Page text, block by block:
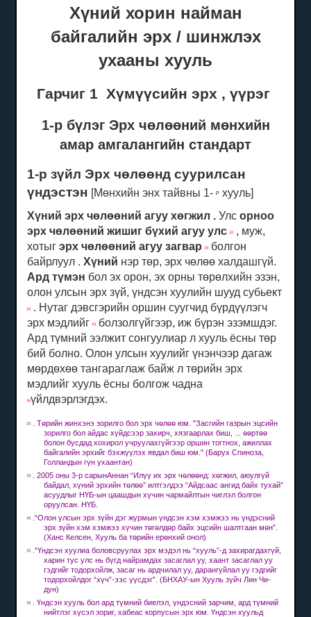
Хүний хорин найман
байгалийн эрх / шинжлэх
ухааны хууль
Гарчиг 1 Хүмүүсийн эрх , үүрэг
1-р бүлэг Эрх чөлөөний мөнхийн
амар амгалангийн стандарт
1-р зүйл Эрх чөлөөнд суурилсан
үндэстэн [Мөнхийн энх тайвны 1-р
хууль]
Хүний эрх чөлөөний агуу хөгжил .Улсорноо
эрх чөлөөний жишиг бүхий агуу улс[2]
, муж,
хотыгэрх чөлөөний агуу загвар[3]
болгон
байрлуул .Хүний нэр төр, эрх чөлөө халдашгүй.
Ард түмэн бол эх орон, эх орны төрөлхийн эзэн,
олон улсын эрх зүй, үндсэн хуулийн шууд субьект
[4] . Нутаг дэвсгэрийн оршин суугчид бүрдүүлэгч
эрх мэдлийг[5]
болзолгүйгээр, иж бүрэн эзэмшдэг.
Ард түмний ээлжит сонгуулиар л хууль ёсны төр
бий болно.Олон улсын хуулийг үнэнчээр дагаж
мөрдөхөө тангараглаж байж л төрийн эрх
мэдлийг хууль ёсны болгож чадна
[6] үйлдвэрлэгдэх.
[2] .Төрийн жинхэнэ зорилго бол эрх чөлөө юм."Засгийн газрын эцсийн
зорилго бол айдас хүйдсээр захирч, хязгаарлах биш, ... өөртөө
болон бусдад хохирол учруулахгүйгээр оршин тогтнох, ажиллах
байгалийн эрхийг бэхжүүлэх явдал биш юм."(Барух Спиноза,
Голландын гүн ухаантан)
[3] .2005 оны 3-р сарынАннан “Илүү их эрх чөлөөнд: хөгжил, аюулгүй
байдал, хүний ​​эрхийн төлөө” илтгэлдээ “Айдсаас ангид байх тухай”
асуудлыг НҮБ-ын цаашдын хүчин чармайлтын чиглэл болгон
оруулсан. НҮБ.
[4]
.“Олон улсын эрх зүйн дэг журмын үндсэн хэм хэмжээ нь үндэсний
эрх зүйн хэм хэмжээ хүчин төгөлдөр байх эцсийн шалтгаан мөн”.
(Ханс Келсен, Хууль ба төрийн ерөнхий онол)
[5]
.“Үндсэн хуулиа боловсруулах эрх мэдэл нь “хууль”-д захирагдахгүй,
харин тус улс нь бүгд найрамдах засаглал уу, хаант засаглал уу
гэдгийг тодорхойлж, засаг нь ардчилал уу, дарангуйлал уу гэдгийг
тодорхойлдог “хүч”-ээс үүсдэг”.(БНХАУ-ын Хууль зүйч Лин Чи-
дун)
[6] .Үндсэн хууль бол ард түмний биелэл, үндэсний зарчим, ард түмний
нийтлэг хүсэл зориг, хабеас корпусын эрх юм.Үндсэн хуульд